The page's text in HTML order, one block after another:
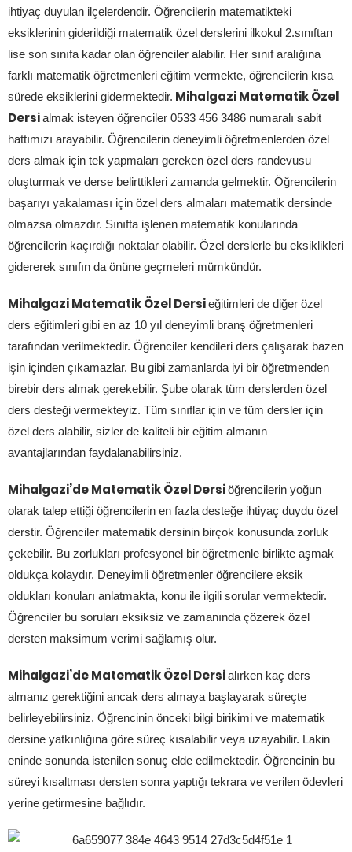
ihtiyaç duyulan ilçelerdendir. Öğrencilerin matematikteki
eksiklerinin giderildiği matematik özel derslerini ilkokul 2.sınıftan
lise son sınıfa kadar olan öğrenciler alabilir. Her sınıf aralığına
farklı matematik öğretmenleri eğitim vermekte, öğrencilerin kısa
sürede eksiklerini gidermektedir. Mihalgazi Matematik Özel
Dersialmak isteyen öğrenciler 0533 456 3486 numaralı sabit
hattımızı arayabilir. Öğrencilerin deneyimli öğretmenlerden özel
ders almak için tek yapmaları gereken özel ders randevusu
oluşturmak ve derse belirttikleri zamanda gelmektir. Öğrencilerin
başarıyı yakalaması için özel ders almaları matematik dersinde
olmazsa olmazdır. Sınıfta işlenen matematik konularında
öğrencilerin kaçırdığı noktalar olabilir. Özel derslerle bu eksiklikleri
gidererek sınıfın da önüne geçmeleri mümkündür.
Mihalgazi Matematik Özel Dersieğitimleri de diğer özel
ders eğitimleri gibi en az 10 yıl deneyimli branş öğretmenleri
tarafından verilmektedir. Öğrenciler kendileri ders çalışarak bazen
işin içinden çıkamazlar. Bu gibi zamanlarda iyi bir öğretmenden
birebir ders almak gerekebilir. Şube olarak tüm derslerden özel
ders desteği vermekteyiz. Tüm sınıflar için ve tüm dersler için
özel ders alabilir, sizler de kaliteli bir eğitim almanın
avantajlarından faydalanabilirsiniz.
Mihalgazi’de Matematik Özel Dersiöğrencilerin yoğun
olarak talep ettiği öğrencilerin en fazla desteğe ihtiyaç duydu özel
derstir. Öğrenciler matematik dersinin birçok konusunda zorluk
çekebilir. Bu zorlukları profesyonel bir öğretmenle birlikte aşmak
oldukça kolaydır. Deneyimli öğretmenler öğrencilere eksik
oldukları konuları anlatmakta, konu ile ilgili sorular vermektedir.
Öğrenciler bu soruları eksiksiz ve zamanında çözerek özel
dersten maksimum verimi sağlamış olur.
Mihalgazi’de Matematik Özel Dersialırken kaç ders
almanız gerektiğini ancak ders almaya başlayarak süreçte
belirleyebilirsiniz. Öğrencinin önceki bilgi birikimi ve matematik
dersine yatkınlığına göre süreç kısalabilir veya uzayabilir. Lakin
eninde sonunda istenilen sonuç elde edilmektedir. Öğrencinin bu
süreyi kısaltması dersten sonra yaptığı tekrara ve verilen ödevleri
yerine getirmesine bağlıdır.